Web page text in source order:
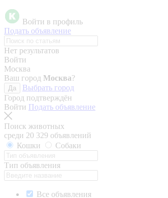
Войти в профиль
Подать объявление
Нет результатов
Войти
Москва
Ваш город Москва?
Да
Выбрать город
Город подтверждён
Войти Подать объявление
Поиск животных
среди 20 329 объявлений
Кошки
Собаки
Тип объявления
Все объявления